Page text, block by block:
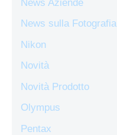
News Aziende
News sulla Fotografia
Nikon
Novità
Novità Prodotto
Olympus
Pentax